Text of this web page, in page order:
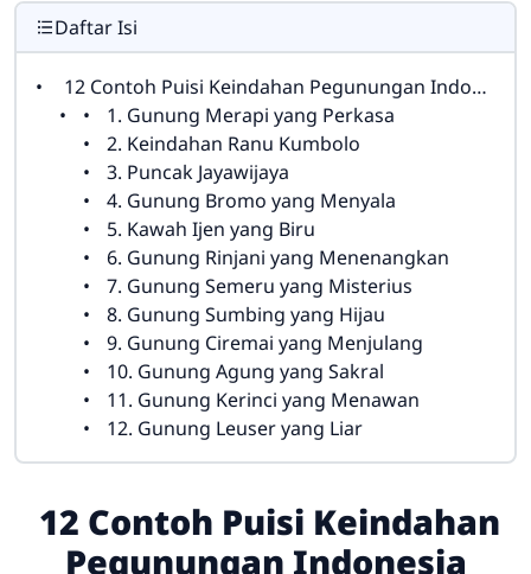
Daftar Isi
12 Contoh Puisi Keindahan Pegunungan Indonesia
1. Gunung Merapi yang Perkasa
2. Keindahan Ranu Kumbolo
3. Puncak Jayawijaya
4. Gunung Bromo yang Menyala
5. Kawah Ijen yang Biru
6. Gunung Rinjani yang Menenangkan
7. Gunung Semeru yang Misterius
8. Gunung Sumbing yang Hijau
9. Gunung Ciremai yang Menjulang
10. Gunung Agung yang Sakral
11. Gunung Kerinci yang Menawan
12. Gunung Leuser yang Liar
12 Contoh Puisi Keindahan
Pegunungan Indonesia